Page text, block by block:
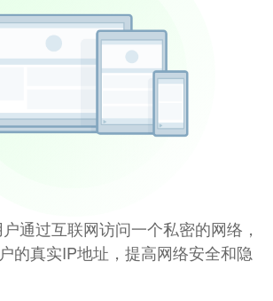
通过互联网访问一个私密的网络，
的真实IP地址，提高网络安全和隐